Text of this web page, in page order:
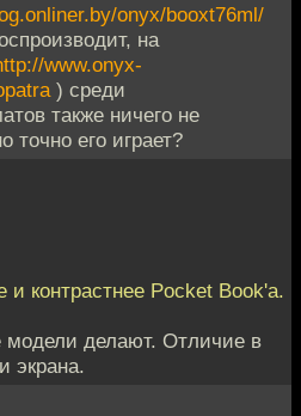
onyx/booxt76ml/
на
www.onyx-
) среди
также ничего не
точно его играет?
и контрастнее Pocket Book'а.
модели делают. Отличие в
экрана.